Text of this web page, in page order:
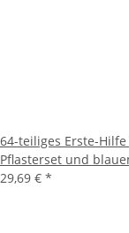
64-teiliges Erste-
Pflasterset und
29,69 € *